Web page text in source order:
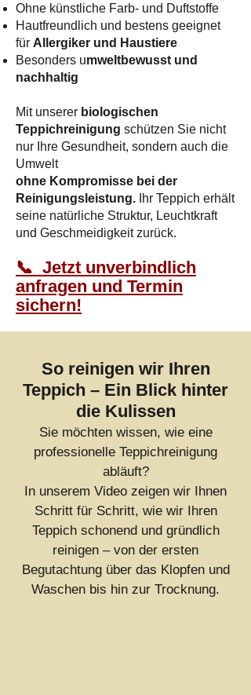
Ohne künstliche Farb- und Duftstoffe
Hautfreundlich und bestens geeignet
für Allergiker und Haustiere
Besonders umweltbewusst und
nachhaltig
Mit unserer biologischen
Teppichreinigung schützen Sie nicht
nur Ihre Gesundheit, sondern auch die
Umwelt
ohne Kompromisse bei der
Reinigungsleistung. Ihr Teppich erhält
seine natürliche Struktur, Leuchtkraft
und Geschmeidigkeit zurück.​
📞 Jetzt unverbindlich
anfragen und Termin
sichern!
So reinigen wir Ihren
Teppich – Ein Blick hinter
die Kulissen
Sie möchten wissen, wie eine
professionelle Teppichreinigung
abläuft?
In unserem Video zeigen wir Ihnen
Schritt für Schritt, wie wir Ihren
Teppich schonend und gründlich
reinigen – von der ersten
Begutachtung über das Klopfen und
Waschen bis hin zur Trocknung.